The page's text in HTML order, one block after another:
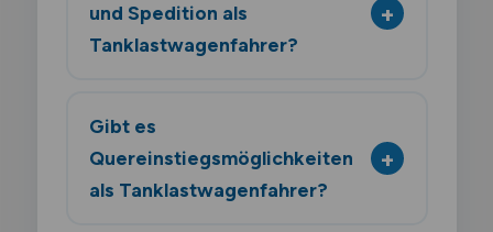
und Spedition als
Tanklastwagenfahrer?
Gibt es
Quereinstiegsmöglichkeiten
als Tanklastwagenfahrer?